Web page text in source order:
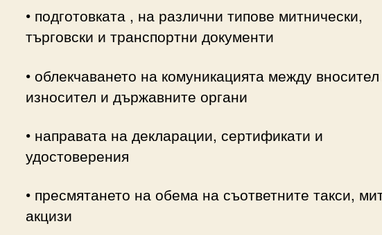
• подготовката , на различни типове митнически,
търговски и транспортни документи
• облекчаването на комуникацията между
износител и държавните органи
• направата на декларации, сертификати и
удостоверения
• пресмятането на обема на съответните такси,
акцизи